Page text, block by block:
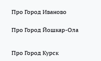
Про Город Иваново
Про Город Йошкар-Ола
Про Город Курск